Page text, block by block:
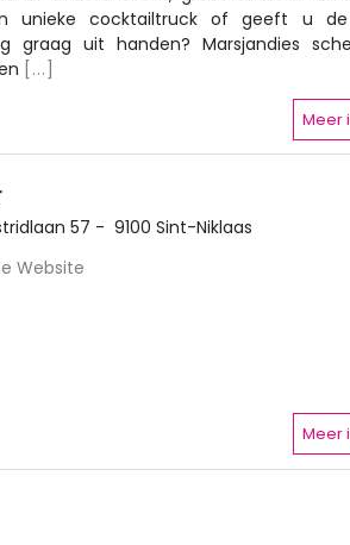
unieke cocktailtruck of geeft u de
graag uit handen? Marsjandies
[...]
Meer
57 - 9100 Sint-Niklaas
Website
Meer